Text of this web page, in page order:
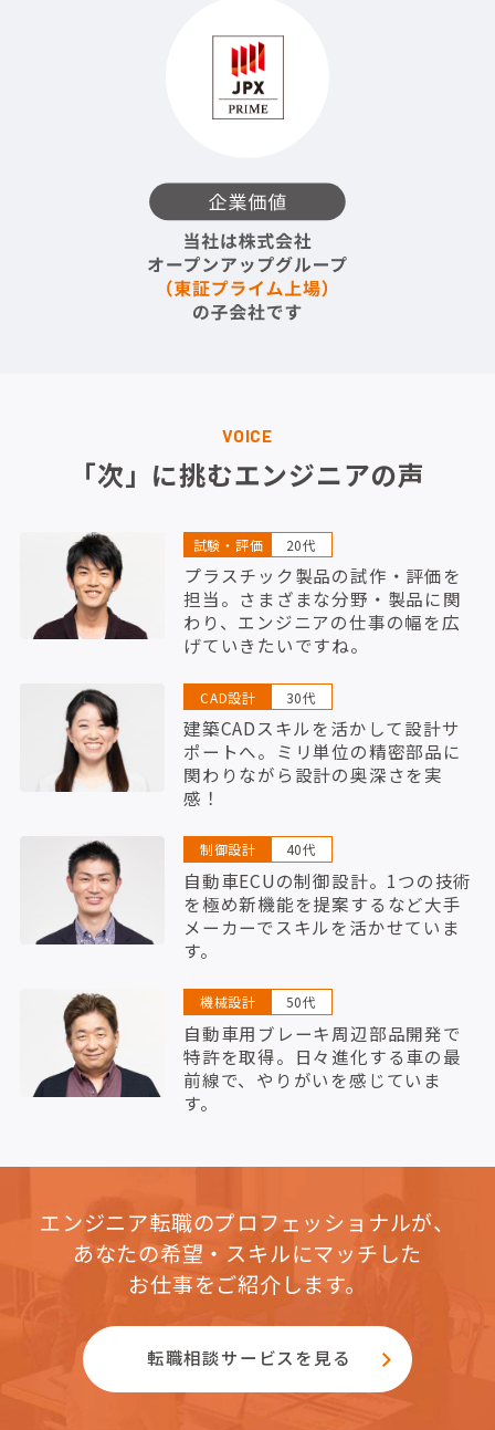
VOICE
「次」に挑むエンジニアの声
試験・評価 20代
プラスチック製品の試作・評価を
担当。さまざまな分野・製品に関
わり、エンジニアの仕事の幅を広
げていきたいですね。
CAD設計 30代
建築CADスキルを活かして設計サ
ポートへ。ミリ単位の精密部品に
関わりながら設計の奥深さを実
感！
制御設計 40代
自動車ECUの制御設計。1つの技術
を極め新機能を提案するなど大手
メーカーでスキルを活かせていま
す。
機械設計 50代
自動車用ブレーキ周辺部品開発で
特許を取得。日々進化する車の最
前線で、やりがいを感じていま
す。
エンジニア転職のプロフェッショナルが、
あなたの希望・スキルにマッチした
お仕事をご紹介します。
転職相談サービスを見る